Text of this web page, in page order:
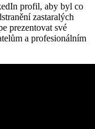
profil, aby byl co
zastaralých
prezentovat své
a profesionálním